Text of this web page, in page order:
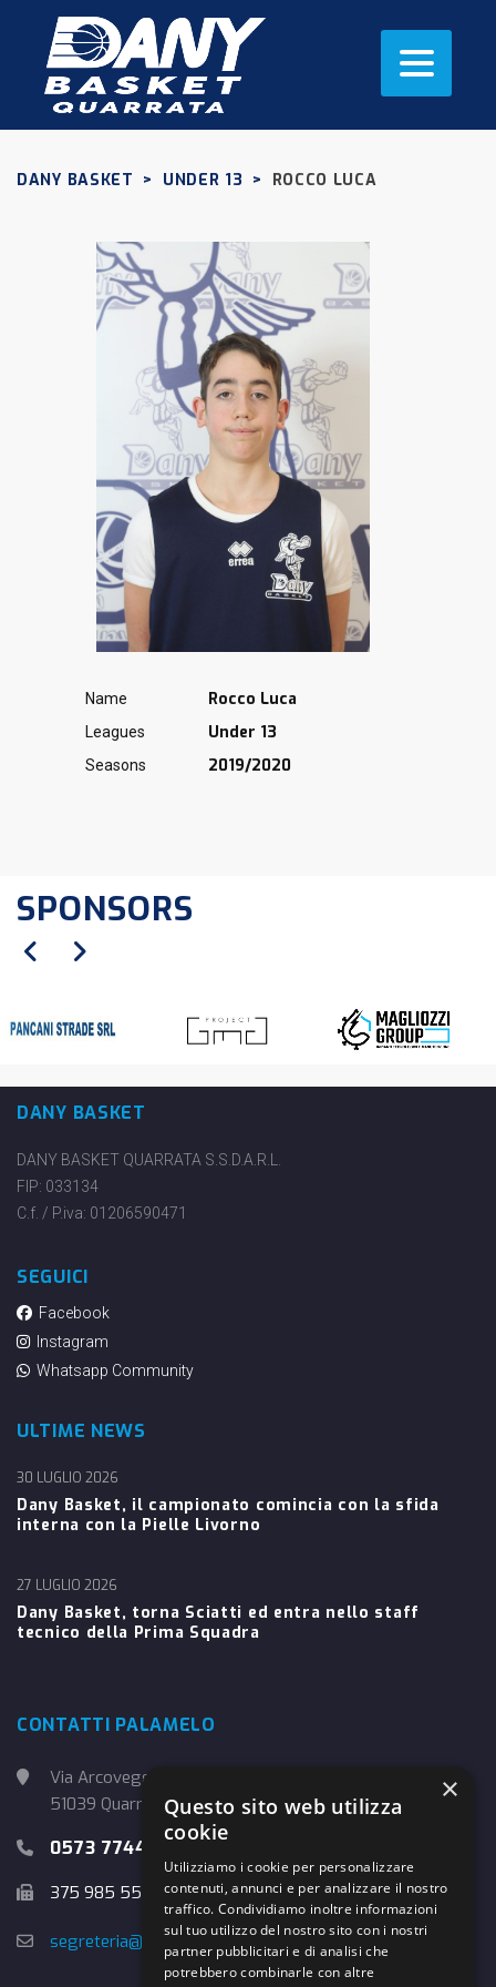
DANY BASKET > UNDER 13 > ROCCO LUCA
Name Rocco Luca
Leagues Under 13
Seasons 2019/2020
SPONSORS
DANY BASKET
DANY BASKET QUARRATA S.S.D.A.R.L.
FIP: 033134
C.f. / P.iva: 01206590471
SEGUICI
Facebook
Instagram
Whatsapp Community
ULTIME NEWS
Dany Basket, il campionato comincia con la sfida
interna con la Pielle Livorno
30 LUGLIO 2026
Dany Basket, torna Sciatti ed entra nello staff
tecnico della Prima Squadra
27 LUGLIO 2026
CONTATTI PALAMELO
Via Arcoveggio, 4
51039 Quarrata (PT)
0573 774457
375 985 5526
segreteria@danybasket.it
×
Questo sito web utilizza
cookie
Utilizziamo i cookie per personalizzare
contenuti, annunci e per analizzare il nostro
traffico. Condividiamo inoltre informazioni
sul tuo utilizzo del nostro sito con i nostri
partner pubblicitari e di analisi che
potrebbero combinarle con altre